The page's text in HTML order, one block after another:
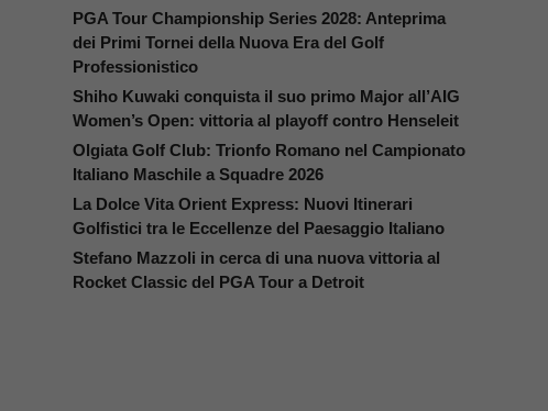
PGA Tour Championship Series 2028: Anteprima
dei Primi Tornei della Nuova Era del Golf
Professionistico
Shiho Kuwaki conquista il suo primo Major all’AIG
Women’s Open: vittoria al playoff contro Henseleit
Olgiata Golf Club: Trionfo Romano nel Campionato
Italiano Maschile a Squadre 2026
La Dolce Vita Orient Express: Nuovi Itinerari
Golfistici tra le Eccellenze del Paesaggio Italiano
Stefano Mazzoli in cerca di una nuova vittoria al
Rocket Classic del PGA Tour a Detroit